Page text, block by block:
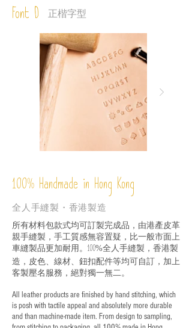
Font D 正楷字型
100% Handmade in Hong Kong
全人手縫製・香港製造
所有材料包款式均可訂製完成品，由港產皮革
親手縫製，手工質感無容置疑，比一般市面上
車縫製品更加耐用。 100%全人手縫製，香港製
造，皮色、線材、鈕扣配件等均可自訂，加上
客製壓名服務，絕對獨一無二。
All leather products are finished by hand stitching, which
is posh with tactile appeal and absolutely more durable
and than machine-made item. From design to sampling,